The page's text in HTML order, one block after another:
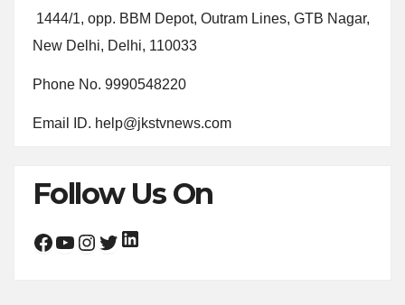
1444/1, opp. BBM Depot, Outram Lines, GTB Nagar,
New Delhi, Delhi, 110033
Phone No. 9990548220
Email ID. help@jkstvnews.com
Follow Us On
Facebook YouTube Instagram Twitter LinkedIn